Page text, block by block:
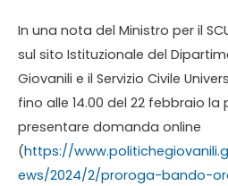
In una nota del Ministro per il
sul sito Istituzionale del
Giovanili e il Servizio Civile
fino alle 14.00 del 22 febbraio la
presentare domanda online
(https://
ews/2024/2/proroga-bando-